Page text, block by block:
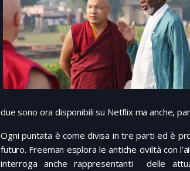
due sono ora disponibili su Netflix ma anche,
Ogni puntata è come divisa in tre parti ed è
futuro. Freeman esplora le antiche civiltà con
interroga anche rappresentanti delle